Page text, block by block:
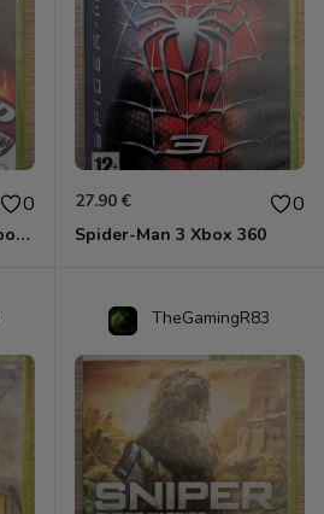
0
Split Second Velocity Xbox 360
27.90 € 0
Spider-Man 3 Xbox 360
TheGamingR83